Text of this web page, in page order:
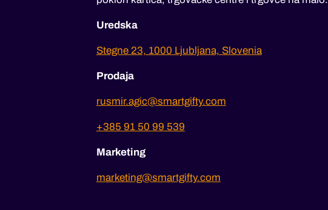
Uredska
Stegne 23, 1000 Ljubljana, Slovenia
Prodaja
rusmir.agic@smartgifty.com
+385 91 50 99 539
Marketing
marketing@smartgifty.com